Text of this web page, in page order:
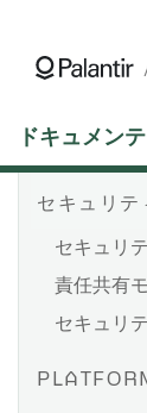
ドキュメン
セキュリテ
セキュリ
責任共有
セキュリ